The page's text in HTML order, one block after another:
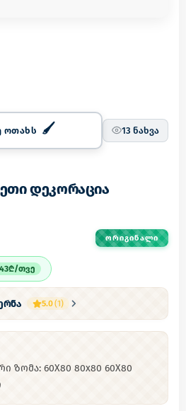
ოთახს 13 ნახვა
დეკორაცია
ᲝᲠᲘᲒᲘᲜᲐᲚᲘ
₾/თვე
5.0(1)
ზომა: 60X80 80x80 60X80